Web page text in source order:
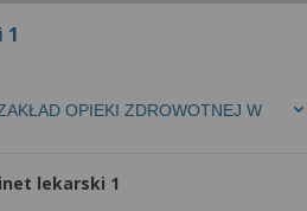
1
OPIEKI ZDROWOTNEJ W
lekarski 1